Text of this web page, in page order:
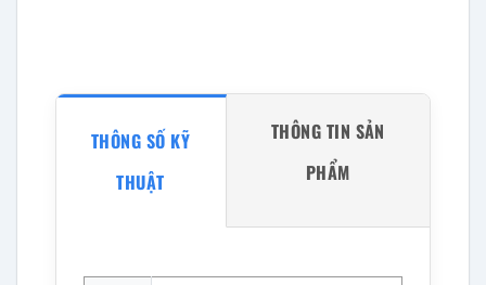
THÔNG SỐ KỸ
THUẬT
THÔNG TIN SẢN
PHẨM